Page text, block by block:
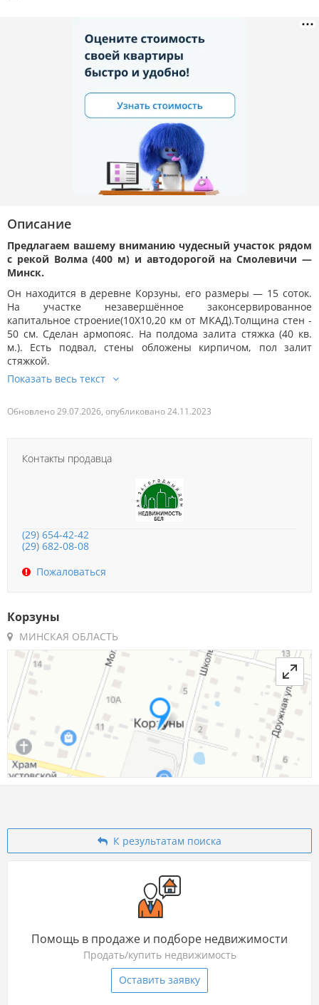
49 995р.
50 288р.
51 165р. -1 462р.
-1 462р.
54 088р. -1 169р.
27.02.2024
5.02.2024 55 550р. -1 462р.
Описание
Предлагаем вашему вниманию чудесный участок рядом
с рекой Волма (400 м) и автодорогой на Смолевичи —
Минск.
Он находится в деревне Корзуны, его размеры — 15 соток.
На участке незавершённое законсервированное
капитальное строение(10Х10,20 км от МКАД).Толщина стен -
50 см. Сделан армопояс. На полдома залита стяжка (40 кв.
м.). Есть подвал, стены обложены кирпичом, пол залит
стяжкой.
Обновлено 29.07.2026, опубликовано 24.11.2023
Контакты продавца
(29) 654-42-42
(29) 682-08-08
Пожаловаться
Корзуны
МИНСКАЯ ОБЛАСТЬ
К результатам поиска
Помощь в продаже и подборе недвижимости
Продать/купить недвижимость
Оставить заявку